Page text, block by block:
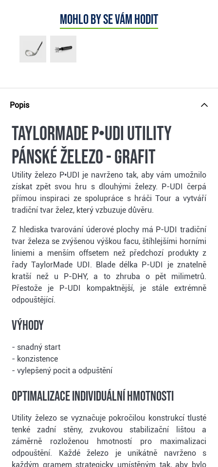
Mohlo by se vám hodit
Popis
TaylorMade P•UDI Utility
pánské železo - grafit
Utility železo P•UDI je navrženo tak, aby vám umožnilo
získat zpět svou hru s dlouhými železy. P-UDI čerpá
přímou inspiraci ze spolupráce s hráči Tour a vytváří
tradiční tvar želez, který vzbuzuje důvěru.
Z hlediska tvarování úderové plochy má P-UDI tradiční
tvar železa se zvýšenou výškou facu, štíhlejšími horními
liniemi a menším offsetem než předchozí produkty z
řady TaylorMade UDI. Blade délka P-UDI je znatelně
kratší než u P-DHY, a to zhruba o pět milimetrů.
Přestože je P-UDI kompaktnější, je stále extrémně
odpouštějící.
Výhody
- snadný start
- konzistence
- vylepšený pocit a odpuštění
OPTIMALIZACE INDIVIDUÁLNÍ HMOTNOSTI
Utility železo se vyznačuje pokročilou konstrukcí tlusté
tenké zadní stěny, zvukovou stabilizační lištou a
záměrně rozloženou hmotností pro maximalizaci
odpouštění. Každé železo je unikátně navrženo s
každým gramem strategicky umístěným tak, aby bylo